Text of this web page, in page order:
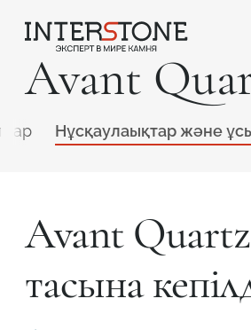
Avant
Нұсқаулаықтар және
Avant
тасына
Қызмет